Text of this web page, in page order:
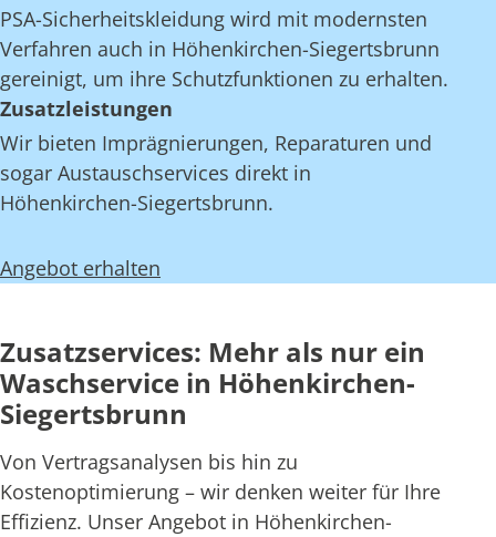
PSA-Sicherheitskleidung wird mit modernsten
Verfahren auch in Höhenkirchen-Siegertsbrunn
gereinigt, um ihre Schutzfunktionen zu erhalten.
Zusatzleistungen
Wir bieten Imprägnierungen, Reparaturen und
sogar Austauschservices direkt in
Höhenkirchen-Siegertsbrunn.
Angebot erhalten
Zusatzservices: Mehr als nur ein
Waschservice in Höhenkirchen-
Siegertsbrunn
Von Vertragsanalysen bis hin zu
Kostenoptimierung – wir denken weiter für Ihre
Effizienz. Unser Angebot in Höhenkirchen-